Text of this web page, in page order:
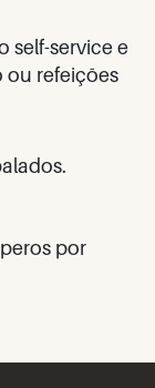
self-service e
ou refeições
por